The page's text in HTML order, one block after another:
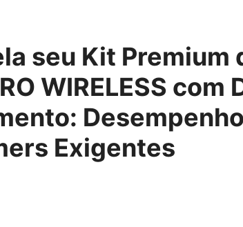
seu Kit Premium
WIRELESS com
Exigentes